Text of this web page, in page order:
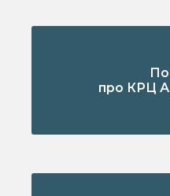
про КРЦ